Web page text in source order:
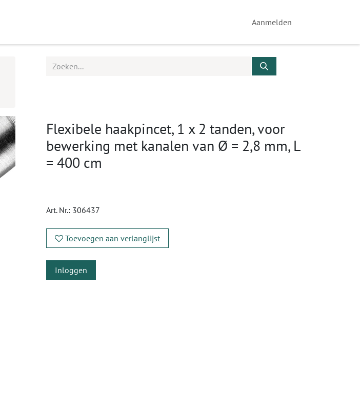
Aanmelden
Flexibele haakpincet, 1 x 2 tanden, voor
bewerking met kanalen van Ø = 2,8 mm, L
= 400 cm
Art. Nr.: 306437
Toevoegen aan verlanglijst
Inloggen